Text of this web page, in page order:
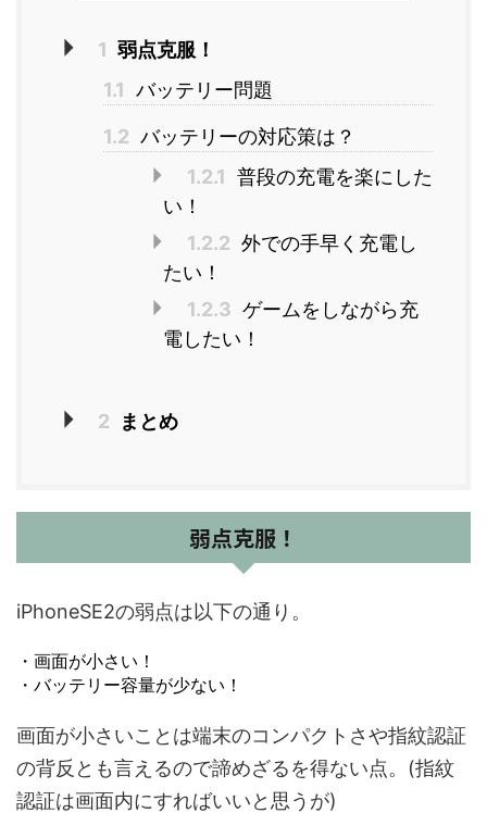
1 弱点克服！
1.1 バッテリー問題
1.2 バッテリーの対応策は？
1.2.1 普段の充電を楽にした
い！
1.2.2 外での手早く充電し
たい！
1.2.3 ゲームをしながら充
電したい！
2 まとめ
弱点克服！
iPhoneSE2の弱点は以下の通り。
・画面が小さい！
・バッテリー容量が少ない！
画面が小さいことは端末のコンパクトさや指紋認証
の背反とも言えるので諦めざるを得ない点。(指紋
認証は画面内にすればいいと思うが)